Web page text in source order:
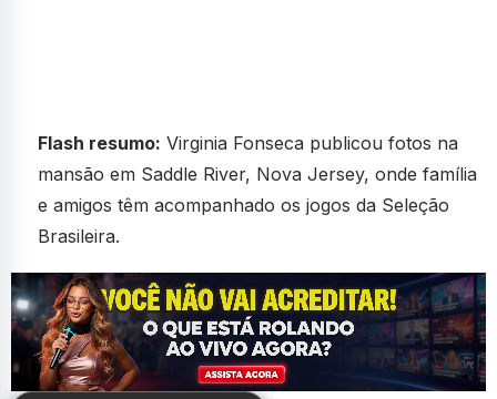
Flash resumo: Virginia Fonseca publicou fotos na
mansão em Saddle River, Nova Jersey, onde família
e amigos têm acompanhado os jogos da Seleção
Brasileira.